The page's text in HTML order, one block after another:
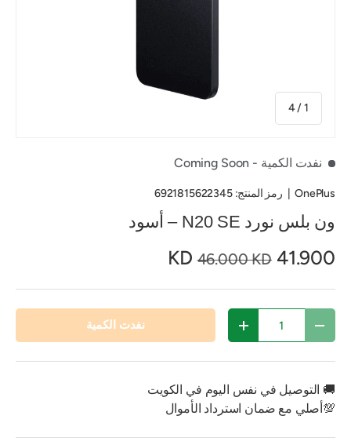
1
/من
4
نفدت الكمية - Coming Soon
OnePlus
| رمز المنتج: 6921815622345
ون بلس نورد N20 SE – أسود
41.900 KD
46.000 KD
تقليل الكمية زيادة الكمية نفدت الكمية
🚚 التوصيل في نفس اليوم في الكويت
💯أصلي مع ضمان استرداد الأموال